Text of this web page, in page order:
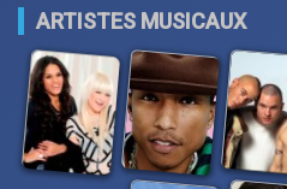
ARTISTES MUSICAUX